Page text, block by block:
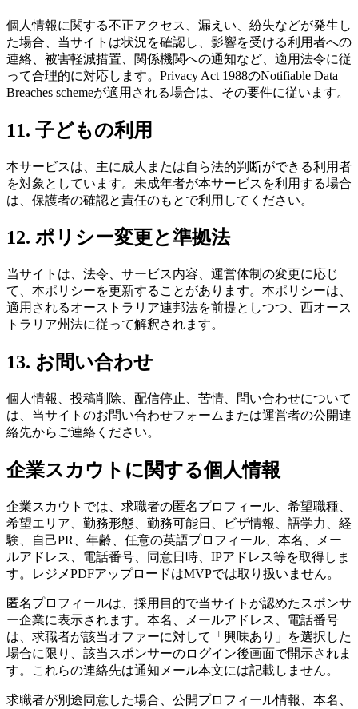
個人情報に関する不正アクセス、漏えい、紛失などが発生し
た場合、当サイトは状況を確認し、影響を受ける利用者への
連絡、被害軽減措置、関係機関への通知など、適用法令に従
って合理的に対応します。Privacy Act 1988のNotifiable Data
Breaches schemeが適用される場合は、その要件に従います。
11. 子どもの利用
本サービスは、主に成人または自ら法的判断ができる利用者
を対象としています。未成年者が本サービスを利用する場合
は、保護者の確認と責任のもとで利用してください。
12. ポリシー変更と準拠法
当サイトは、法令、サービス内容、運営体制の変更に応じ
て、本ポリシーを更新することがあります。本ポリシーは、
適用されるオーストラリア連邦法を前提としつつ、西オース
トラリア州法に従って解釈されます。
13. お問い合わせ
個人情報、投稿削除、配信停止、苦情、問い合わせについて
は、当サイトのお問い合わせフォームまたは運営者の公開連
絡先からご連絡ください。
企業スカウトに関する個人情報
企業スカウトでは、求職者の匿名プロフィール、希望職種、
希望エリア、勤務形態、勤務可能日、ビザ情報、語学力、経
験、自己PR、年齢、任意の英語プロフィール、本名、メー
ルアドレス、電話番号、同意日時、IPアドレス等を取得しま
す。レジメPDFアップロードはMVPでは取り扱いません。
匿名プロフィールは、採用目的で当サイトが認めたスポンサ
ー企業に表示されます。本名、メールアドレス、電話番号
は、求職者が該当オファーに対して「興味あり」を選択した
場合に限り、該当スポンサーのログイン後画面で開示されま
す。これらの連絡先は通知メール本文には記載しません。
求職者が別途同意した場合、公開プロフィール情報、本名、